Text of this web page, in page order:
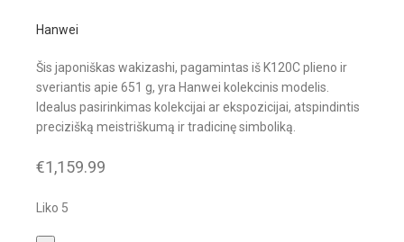
Hanwei
Šis japoniškas wakizashi, pagamintas iš K120C plieno ir
sveriantis apie 651 g, yra Hanwei kolekcinis modelis.
Idealus pasirinkimas kolekcijai ar ekspozicijai, atspindintis
precizišką meistriškumą ir tradicinę simboliką.
€1,159.99
Liko 5